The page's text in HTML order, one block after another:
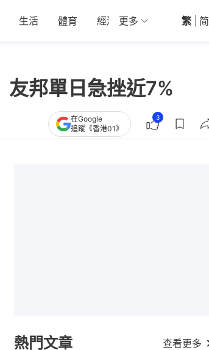
生活 體育 經濟 01深圳 觀點
更多 繁 简
邦單日急挫近7%
在Google
追蹤《香港01》
3
熱門文章 查看更多